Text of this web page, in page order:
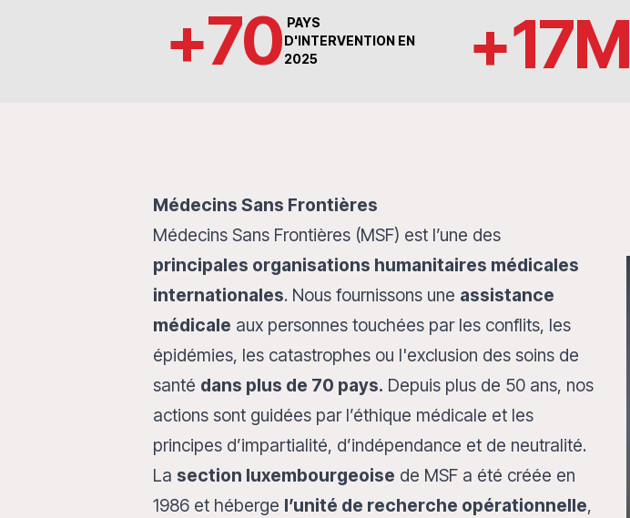
+70 PAYS
D'INTERVENTION EN
2025
+17M
Médecins Sans Frontières
Médecins Sans Frontières (MSF) est l’une des
principales organisations humanitaires médicales
internationales. Nous fournissons une assistance
médicale aux personnes touchées par les conflits, les
épidémies, les catastrophes ou l'exclusion des soins de
santé dans plus de 70 pays. Depuis plus de 50 ans, nos
actions sont guidées par l’éthique médicale et les
principes d’impartialité, d’indépendance et de neutralité.
La section luxembourgeoise de MSF a été créée en
1986 et héberge l’unité de recherche opérationnelle,